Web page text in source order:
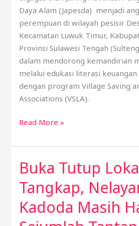
Daya Alam (Japesda) menjadi
perempuan di wilayah pesisir
Kecamatan Luwuk Timur,
Provinsi Sulawesi Tengah
dalam mendorong kemandirian
melalui edukasi literasi
dengan program Village Saving
Associations (VSLA).
Read More »
Buka Tutup
Tangkap,
Kadoda Masih
Buka
Tutup
Lokasi
Tangkap,
Nelayan